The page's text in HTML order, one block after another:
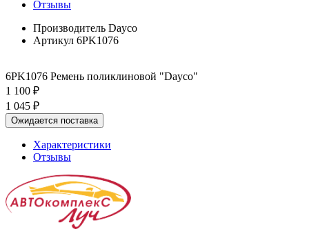
Отзывы
Производитель Dayco
Артикул 6PK1076
6PK1076 Ремень поликлиновой "Dayco"
1 100 ₽
1 045 ₽
Ожидается поставка
Характеристики
Отзывы